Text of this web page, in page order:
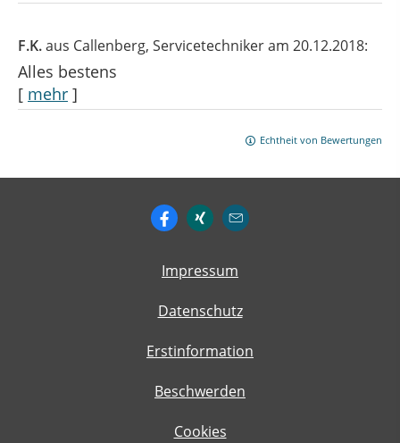
F.K.aus Callenberg, Servicetechnikeram 20.12.2018:
Alles bestens
[ mehr ]
Echtheit von Bewertungen
Impressum
Datenschutz
Erstinformation
Beschwerden
Cookies